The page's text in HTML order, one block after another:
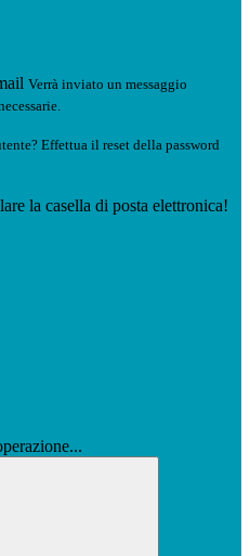
Verrà inviato un messaggio
Effettua il reset della password
la casella di posta elettronica!